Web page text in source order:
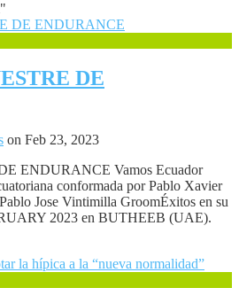
DE
on Feb 23, 2023
ENDURANCE Vamos Ecuador
conformada por Pablo Xavier
Jose Vintimilla GroomÉxitos en su
2023 en BUTHEEB (UAE).